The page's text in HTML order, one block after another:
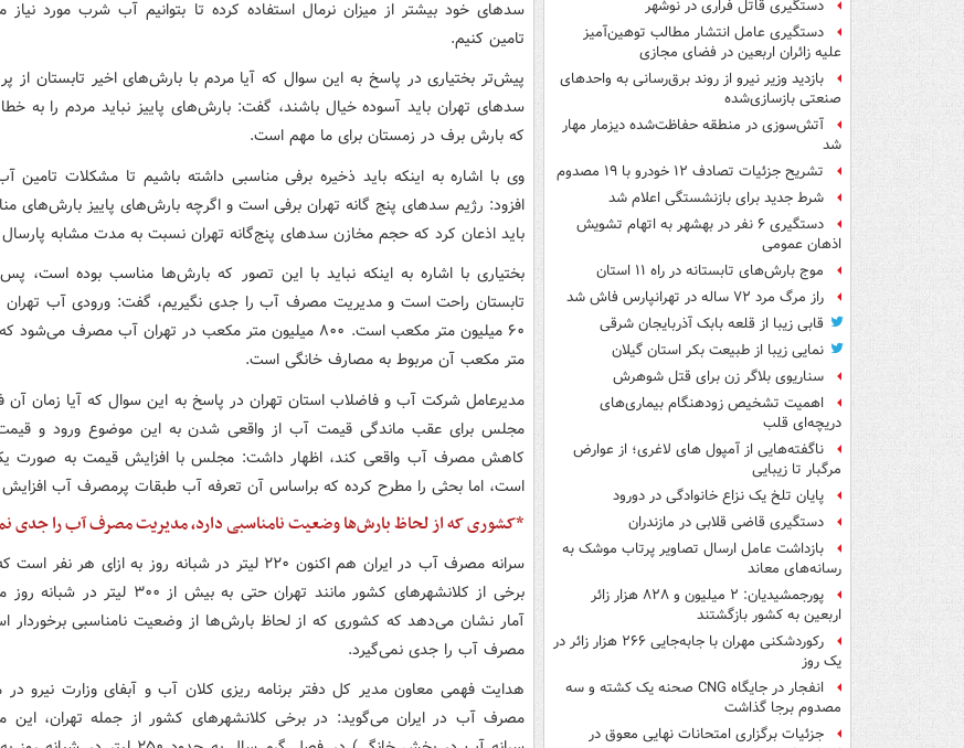
دستگیری قاتل فراری در نوشهر
دستگیری عامل انتشار مطالب توهین‌آمیز
علیه زائران اربعین در فضای مجازی
بازدید وزیر نیرو از روند برق‌رسانی به واحدهای
صنعتی بازسازی‌شده
آتش‌سوزی در منطقه حفاظت‌شده دیزمار مهار
شد
تشریح جزئیات تصادف ۱۲ خودرو با ۱۹ مصدوم
شرط جدید برای بازنشستگی اعلام شد
دستگیری ۶ نفر در بهشهر به اتهام تشویش
اذهان عمومی
موج بارش‌های تابستانه در راه ۱۱ استان
راز مرگ مرد ۷۲ ساله در تهرانپارس فاش شد
قابی زیبا از قلعه بابک آذربایجان شرقی
نمایی زیبا از طبیعت بکر استان گیلان
سناریوی بلاگر زن برای قتل شوهرش
اهمیت تشخیص زودهنگام بیماری‌های
دریچه‌ای قلب
ناگفته‌هایی از آمپول های لاغری؛ از عوارض
مرگبار تا زیبایی
پایان تلخ یک نزاع خانوادگی در دورود
دستگیری قاضی قلابی در مازندران
بازداشت عامل ارسال تصاویر پرتاب موشک به
رسانه‌های معاند
پورجمشیدیان: ۲ میلیون و ۸۲۸ هزار زائر
اربعین به کشور بازگشتند
رکوردشکنی مهران با جابه‌جایی ۲۶۶ هزار زائر در
یک روز
انفجار در جایگاه CNG صحنه یک کشته و سه
مصدوم برجا گذاشت
جزئیات برگزاری امتحانات نهایی معوق در
سدهای خود بیشتر از میزان نرمال استفاده کرده تا بتوانیم آب شرب مورد نیاز
تامین کنیم.
پیش‌تر بختیاری در پاسخ به این سوال که آیا مردم با بارش‌های اخیر تابستان از
سدهای تهران باید آسوده خیال باشند، گفت: بارش‌های پاییز نباید مردم را به خطا
که بارش برف در زمستان برای ما مهم است.
وی با اشاره به اینکه باید ذخیره برفی مناسبی داشته باشیم تا مشکلات تامین
افزود: رژیم سدهای پنج گانه تهران برفی است و اگرچه بارش‌های پاییز بارش‌های
باید اذعان کرد که حجم مخازن سدهای پنج‌گانه تهران نسبت به مدت مشابه
بختیاری با اشاره به اینکه نباید با این تصور که بارش‌ها مناسب بوده است،
تابستان راحت است و مدیریت مصرف آب را جدی نگیریم، گفت: ورودی آب تهران
متر مکعب آن مربوط به مصارف خانگی است.
مدیرعامل شرکت آب و فاضلاب استان تهران در پاسخ به این سوال که آیا زمان آن
مجلس برای عقب ماندگی قیمت آب از واقعی شدن به این موضوع ورود و
کاهش مصرف آب واقعی کند، اظهار داشت: مجلس با افزایش قیمت به صورت
است، اما بحثی را مطرح کرده که براساس آن تعرفه آب طبقات پرمصرف آب افزایش
*کشوری که از لحاظ بارش‌ها وضعیت نامناسبی دارد، مدیریت مصرف آب را جدی
سرانه مصرف آب در ایران هم اکنون ۲۲۰ لیتر در شبانه روز به ازای
برخی از کلانشهرهای کشور مانند تهران حتی به بیش
آمار نشان می‌دهد که کشوری که از لحاظ بارش‌ها از وضعیت نامناسبی برخوردار
مصرف آب را جدی نمی‌گیرد.
هدایت فهمی معاون مدیر کل دفتر برنامه ریزی کلان آب و آبفای وزارت نیرو
مصرف آب در ایران می‌گوید: در برخی کلانشهرهای کشور از جمله تهران، این